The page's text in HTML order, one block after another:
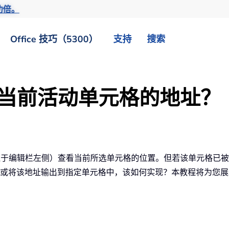
。
Office 技巧（5300） 支持 搜索
前活动单元格的地址？
辑栏左侧）查看当前所选单元格的位置。但若该单元格已
将该地址输出到指定单元格中，该如何实现？本教程将为您